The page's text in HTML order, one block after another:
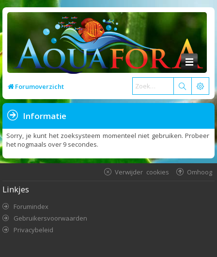
Forumoverzicht
Informatie
Sorry, je kunt het zoeksysteem momenteel niet gebruiken. Probeer
het nogmaals over 9 secondes.
Omhoog
Verwijder cookies
Linkjes
Forumindex
Gebruikersvoorwaarden
Privacybeleid